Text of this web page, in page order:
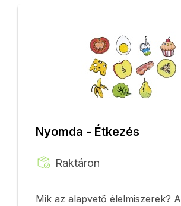
Nyomda - Étkezés
Raktáron
Mik az alapvető élelmiszerek? A